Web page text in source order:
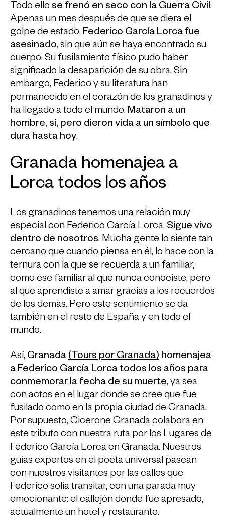
Todo ello se frenó en seco con la Guerra Civil.
Apenas un mes después de que se diera el
golpe de estado, Federico García Lorca fue
asesinado, sin que aún se haya encontrado su
cuerpo. Su fusilamiento físico pudo haber
significado la desaparición de su obra. Sin
embargo, Federico y su literatura han
permanecido en el corazón de los granadinos y
ha llegado a todo el mundo. Mataron a un
hombre, sí, pero dieron vida a un símbolo que
dura hasta hoy.
Granada homenajea a
Lorca todos los años
Los granadinos tenemos una relación muy
especial con Federico García Lorca. Sigue vivo
dentro de nosotros. Mucha gente lo siente tan
cercano que cuando piensa en él, lo hace con la
ternura con la que se recuerda a un familiar,
como ese familiar al que nunca conociste, pero
al que aprendiste a amar gracias a los recuerdos
de los demás. Pero este sentimiento se da
también en el resto de España y en todo el
mundo.
Así, Granada(Tours por Granada) homenajea
a Federico García Lorca todos los años para
conmemorar la fecha de su muerte, ya sea
con actos en el lugar donde se cree que fue
fusilado como en la propia ciudad de Granada.
Por supuesto, Cicerone Granada colabora en
este tributo con nuestra ruta por los Lugares de
Federico García Lorca en Granada. Nuestros
guías expertos en el poeta universal pasean
con nuestros visitantes por las calles que
Federico solía transitar, con una parada muy
emocionante: el callejón donde fue apresado,
actualmente un hotel y restaurante.